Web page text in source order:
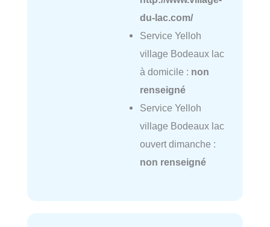
du-lac.com/
Service Yelloh
village Bodeaux lac
à domicile : non
renseigné
Service Yelloh
village Bodeaux lac
ouvert dimanche :
non renseigné